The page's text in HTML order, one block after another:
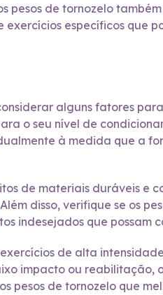
pesos de tornozelo
exercícios específicos que
alguns fatores
o seu nível de
à medida que a
de materiais duráveis e
disso, verifique se os
indesejados que possam
de alta
impacto ou reabilitação,
pesos de tornozelo que